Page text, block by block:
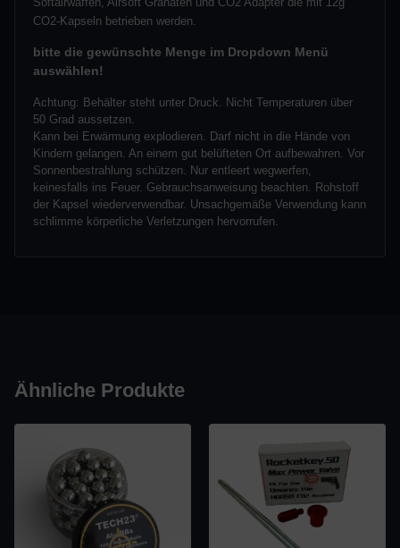
CO2-Kapseln betrieben werden.
bitte die gewünschte Menge im Dropdown Menü
auswählen!
Achtung: Behälter steht unter Druck. Nicht Temperaturen über
50 Grad aussetzen.
Kann bei Erwärmung explodieren. Darf nicht in die Hände von
Kindern gelangen. An einem gut belüfteten Ort aufbewahren. Vor
Sonnenbestrahlung schützen. Nur entleert wegwerfen,
keinesfalls ins Feuer. Gebrauchsanweisung beachten. Rohstoff
der Kapsel wiederverwendbar. Unsachgemäße Verwendung kann
schlimme körperliche Verletzungen hervorrufen.
Ähnliche Produkte